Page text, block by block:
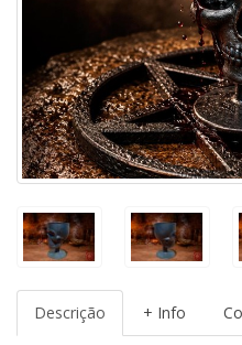
Descrição + Info